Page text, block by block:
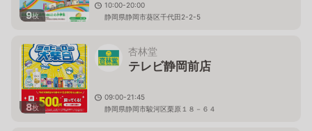
9枚
10:00-20:00
静岡県静岡市葵区千代田2-2-5
8枚
杏林堂
テレビ静岡前店
09:00-21:45
静岡県静岡市駿河区栗原１８－６４